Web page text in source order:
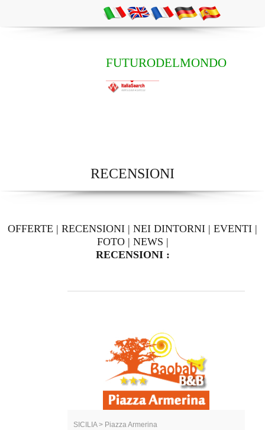
FUTURODELMONDO
RECENSIONI
OFFERTE | RECENSIONI | NEI DINTORNI | EVENTI |
FOTO| NEWS |
RECENSIONI :
SICILIA > Piazza Armerina